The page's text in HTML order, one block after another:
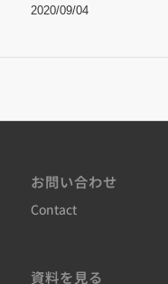
2020/09/04
お問い合わせ
Contact
資料を見る